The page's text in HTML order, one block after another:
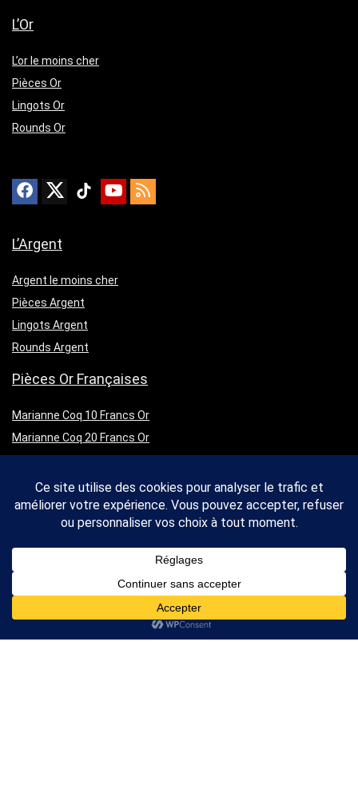
L’Or
L’or le moins cher
Pièces Or
Lingots Or
Rounds Or
L’Argent
Argent le moins cher
Pièces Argent
Lingots Argent
Rounds Argent
Pièces Or Françaises
Marianne Coq 10 Francs Or
Marianne Coq 20 Francs Or
Napoléon 20 Francs Or
Prix de l’Or